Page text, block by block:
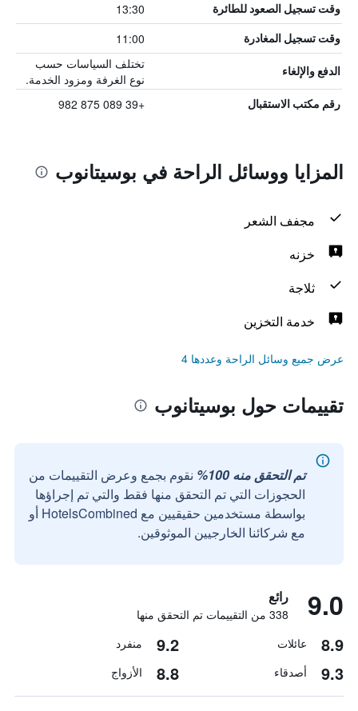
وقت تسجيل الصعود للطائرة 13:30
وقت تسجيل المغادرة 11:00
الدفع والإلغاء
تختلف السياسات حسب
نوع الغرفة ومزود الخدمة.
رقم مكتب الاستقبال +39 089 875 982
المزايا ووسائل الراحة في بوسيتانوب
مجفف الشعر
خزنه
ثلاجة
خدمة التخزين
عرض جميع وسائل الراحة وعددها 4
تقييمات حول بوسيتانوب
تم التحقق منه 100%
نقوم بجمع وعرض التقييمات من
الحجوزات التي تم التحقق منها فقط والتي تم إجراؤها
بواسطة مستخدمين حقيقيين مع HotelsCombined أو
مع شركائنا الخارجيين الموثوقين.
9.0 رائع
338 من التقييمات تم التحقق منها
8.9 عائلات 9.2 منفرد
9.3 أصدقاء 8.8 الأزواج